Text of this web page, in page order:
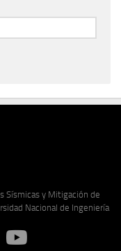
Sísmicas y Mitigación de
Nacional de Ingeniería